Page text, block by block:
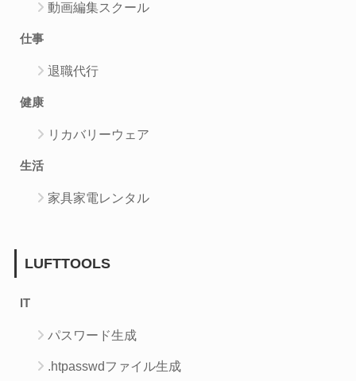
動画編集スクール
仕事
退職代行
健康
リカバリーウェア
生活
家具家電レンタル
LUFTTOOLS
IT
パスワード生成
.htpasswdファイル生成